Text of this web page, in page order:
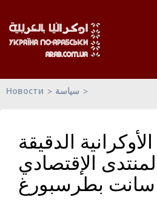
Новости سياسة
الدقيقة
الإقتصادي
بطرسبورغ